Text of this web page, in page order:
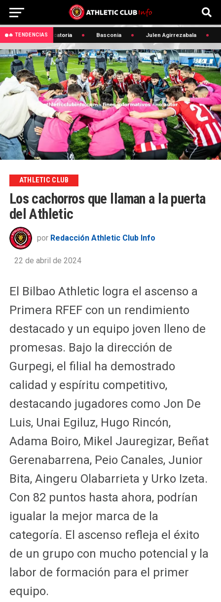
🔥 TENDENCIAS
🔥 Convocatoria Basconia Julen Agirrezabala
ATHLETIC CLUB
Los cachorros que llaman a la puerta
del Athletic
por Redacción Athletic Club Info
22 de abril de 2024
El Bilbao Athletic logra el ascenso a
Primera RFEF con un rendimiento
destacado y un equipo joven lleno de
promesas. Bajo la dirección de
Gurpegi, el filial ha demostrado
calidad y espíritu competitivo,
destacando jugadores como Jon De
Luis, Unai Egiluz, Hugo Rincón,
Adama Boiro, Mikel Jauregizar, Beñat
Gerenabarrena, Peio Canales, Junior
Bita, Aingeru Olabarrieta y Urko Izeta.
Con 82 puntos hasta ahora, podrían
igualar la mejor marca de la
categoría. El ascenso refleja el éxito
de un grupo con mucho potencial y la
labor de formación para el primer
equipo.